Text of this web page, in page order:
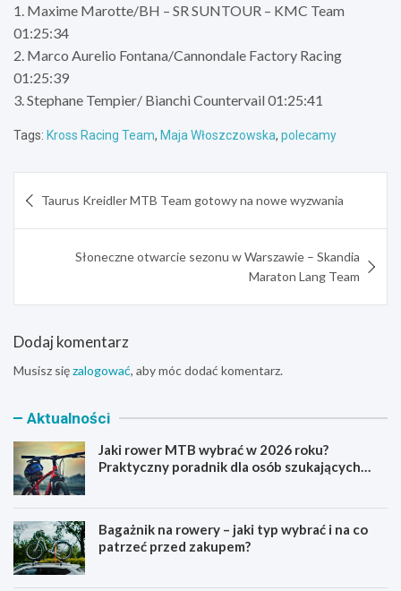
1. Maxime Marotte/BH – SR SUNTOUR – KMC Team
01:25:34
2. Marco Aurelio Fontana/Cannondale Factory Racing
01:25:39
3. Stephane Tempier/ Bianchi Countervail 01:25:41
Tags: Kross Racing Team, Maja Włoszczowska, polecamy
wpisu
Taurus Kreidler MTB Team gotowy na nowe wyzwania
Słoneczne otwarcie sezonu w Warszawie – Skandia
Maraton Lang Team
Dodaj komentarz
Musisz sięzalogować, aby móc dodać komentarz.
Aktualności
Jaki rower MTB wybrać w 2026 roku?
Praktyczny poradnik dla osób szukających
Bagażnik na rowery – jaki typ wybrać i na co
patrzeć przed zakupem?